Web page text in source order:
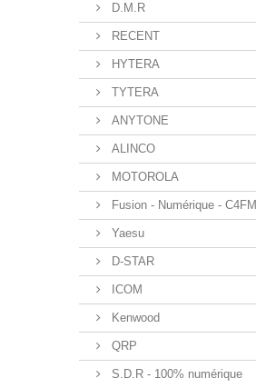
D.M.R
RECENT
HYTERA
TYTERA
ANYTONE
ALINCO
MOTOROLA
Fusion - Numérique - C4FM
Yaesu
D-STAR
ICOM
Kenwood
QRP
S.D.R - 100% numérique